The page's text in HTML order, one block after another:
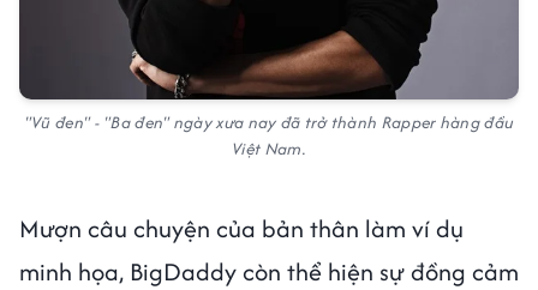
"Vũ đen" - "Ba đen" ngày xưa nay đã trở thành Rapper hàng đầu
Việt Nam.
Mượn câu chuyện của bản thân làm ví dụ
minh họa, BigDaddy còn thể hiện sự đồng cảm